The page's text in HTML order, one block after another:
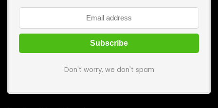
Don't worry, we don't spam